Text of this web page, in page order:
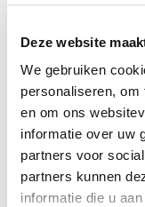
Deze website
We gebruiken
personaliseren,
en om ons
informatie over uw
partners voor
partners kunnen
informatie die u
Ontvang de
Wilt u op de hoogte
laatste
wekelijkse